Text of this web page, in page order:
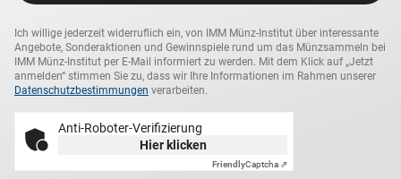
Ich willige jederzeit widerruflich ein, von IMM Münz-Institut über interessante
Angebote, Sonderaktionen und Gewinnspiele rund um das Münzsammeln bei
IMM Münz-Institut per E-Mail informiert zu werden. Mit dem Klick auf „Jetzt
anmelden“ stimmen Sie zu, dass wir Ihre Informationen im Rahmen unserer
Datenschutzbestimmungen verarbeiten.
Anti-Roboter-Verifizierung
Hier klicken
FriendlyCaptcha ⇗